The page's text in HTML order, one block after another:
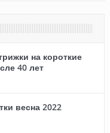
на короткие
40 лет
весна 2022